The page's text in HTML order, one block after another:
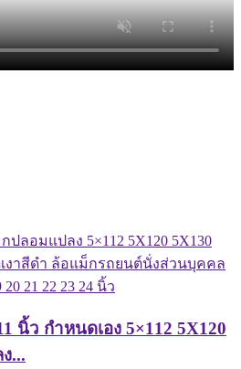
นิ้ว กำหนดเอง 5×112 5X120
...